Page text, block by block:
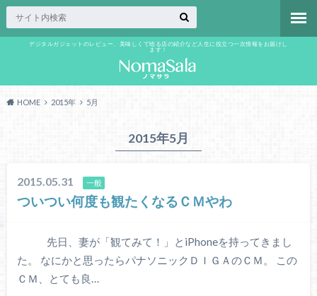
デジタルガジェットのレビュー、美味しくて唸る店の紹介など人生に役立つ一次情報をお届けし
ます！
HOME 2015年 5月
2015年5月
2015.05.31 一般
ついつい何度も観たくなるＣＭやわ
先日、妻が「観てみて！」とiPhoneを持ってきまし
た。 なにかと思ったらパナソニックＤＩＧＡのＣＭ。 この
ＣＭ、とても良…